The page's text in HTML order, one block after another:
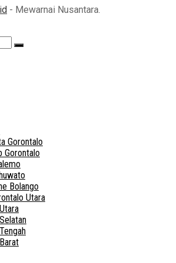
- Mewarnai Nusantara.
Gorontalo
Gorontalo
Bolango
Utara